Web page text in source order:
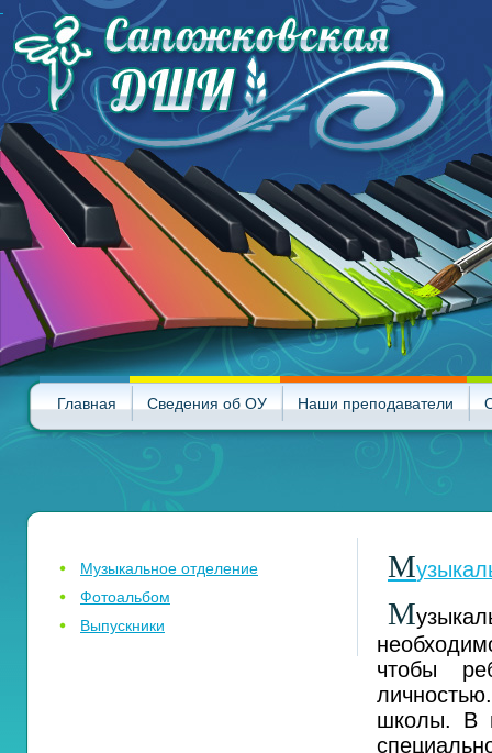
Главная Сведения об ОУ Наши преподаватели
Музыкальное отделение
Фотоальбом
Выпускники
М
М
чтобы
школы. В